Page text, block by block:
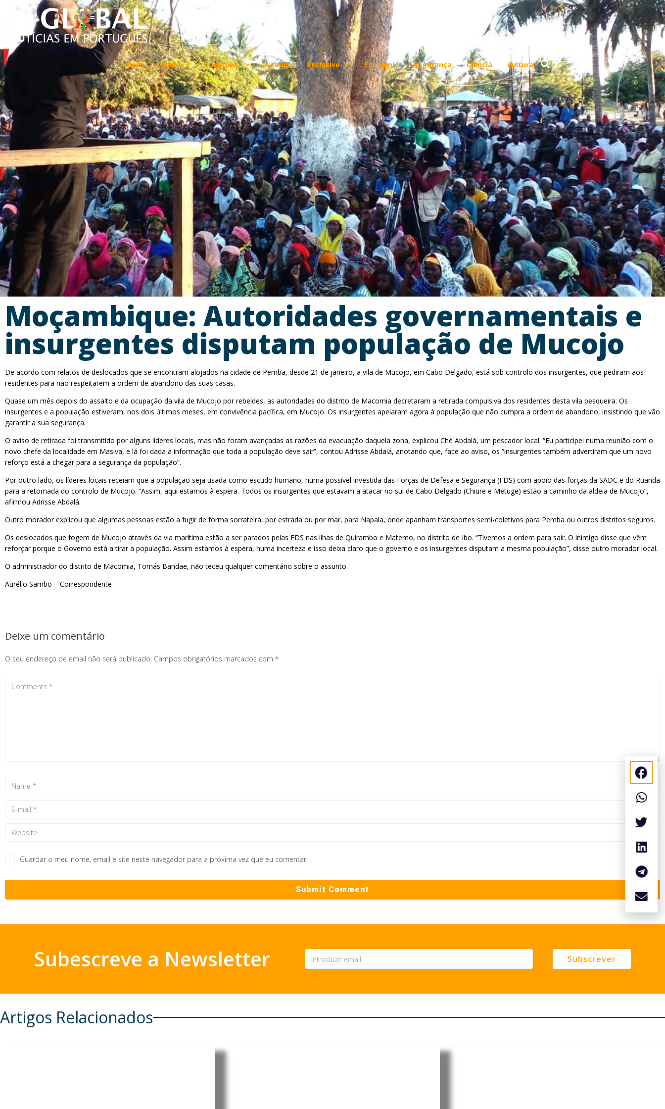
Início Mundo Lusofonia Agenda Exclusivo Economia Segurança Ciência Cultura
Moçambique: Autoridades governamentais e
insurgentes disputam população de Mucojo
De acordo com relatos de deslocados que se encontram alojados na cidade de Pemba, desde 21 de janeiro, a vila de Mucojo, em Cabo Delgado, está sob controlo dos insurgentes, que pediram aos
residentes para não respeitarem a ordem de abandono das suas casas.
Quase um mês depois do assalto e da ocupação da vila de Mucojo por rebeldes, as autoridades do distrito de Macomia decretaram a retirada compulsiva dos residentes desta vila pesqueira. Os
insurgentes e a população estiveram, nos dois últimos meses, em convivência pacífica, em Mucojo. Os insurgentes apelaram agora à população que não cumpra a ordem de abandono, insistindo que vão
garantir a sua segurança.
O aviso de retirada foi transmitido por alguns líderes locais, mas não foram avançadas as razões da evacuação daquela zona, explicou Ché Abdalá, um pescador local. “Eu participei numa reunião com o
novo chefe da localidade em Masiva, e lá foi dada a informação que toda a população deve sair”, contou Adrisse Abdalá, anotando que, face ao aviso, os “insurgentes também advertiram que um novo
reforço está a chegar para a segurança da população”.
Por outro lado, os líderes locais receiam que a população seja usada como escudo humano, numa possível investida das Forças de Defesa e Segurança (FDS) com apoio das forças da SADC e do Ruanda
para a retomada do controlo de Mucojo. “Assim, aqui estamos à espera. Todos os insurgentes que estavam a atacar no sul de Cabo Delgado (Chiure e Metuge) estão a caminho da aldeia de Mucojo”,
afirmou Adrisse Abdalá.
Outro morador explicou que algumas pessoas estão a fugir de forma sorrateira, por estrada ou por mar, para Napala, onde apanham transportes semi-coletivos para Pemba ou outros distritos seguros.
Os deslocados que fogem de Mucojo através da via marítima estão a ser parados pelas FDS nas ilhas de Quirambo e Matemo, no distrito de Ibo. “Tivemos a ordem para sair. O inimigo disse que vêm
reforçar porque o Governo está a tirar a população. Assim estamos à espera, numa incerteza e isso deixa claro que o governo e os insurgentes disputam a mesma população”, disse outro morador local.
O administrador do distrito de Macomia, Tomás Bandae, não teceu qualquer comentário sobre o assunto.
Aurélio Sambo – Correspondente
Deixe um comentário
O seu endereço de email não será publicado. Campos obrigatórios marcados com *
Guardar o meu nome, email e site neste navegador para a próxima vez que eu comentar.
Subescreve a Newsletter Subscrever
Artigos Relacionados